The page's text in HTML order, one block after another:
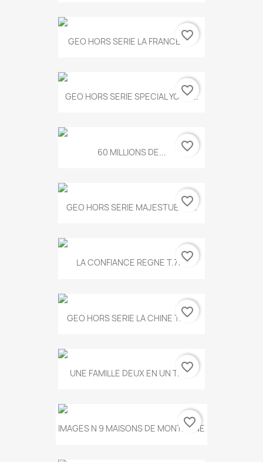
GEO HORS SERIE LA FRANCE A...
favorite_border
GEO HORS SERIE SPECIAL YOGA...
favorite_border
60 MILLIONS DE... favorite_border
GEO HORS SERIE MAJESTUEUX...
favorite_border
LA CONFIANCE REGNE T.778favorite_border
GEO HORS SERIE LA CHINE T.497
favorite_border
UNE FAMILLE DEUX EN UN T.675
favorite_border
IMAGES N 9 MAISONS DE MONTAGNE
favorite_border